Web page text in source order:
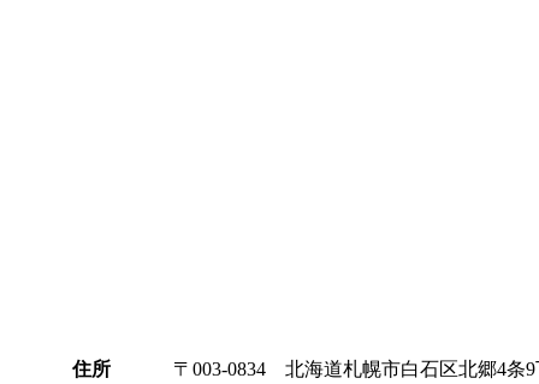
住所 〒003-0834 北海道札幌市白石区北郷4条